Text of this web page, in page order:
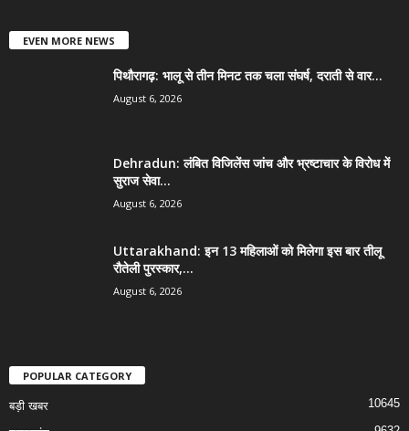
EVEN MORE NEWS
पिथौरागढ़: भालू से तीन मिनट तक चला संघर्ष, दराती से वार...
August 6, 2026
Dehradun: लंबित विजिलेंस जांच और भ्रष्टाचार के विरोध में
सुराज सेवा...
August 6, 2026
Uttarakhand: इन 13 महिलाओं को मिलेगा इस बार तीलू
रौतेली पुरस्कार,...
August 6, 2026
POPULAR CATEGORY
बड़ी खबर 10645